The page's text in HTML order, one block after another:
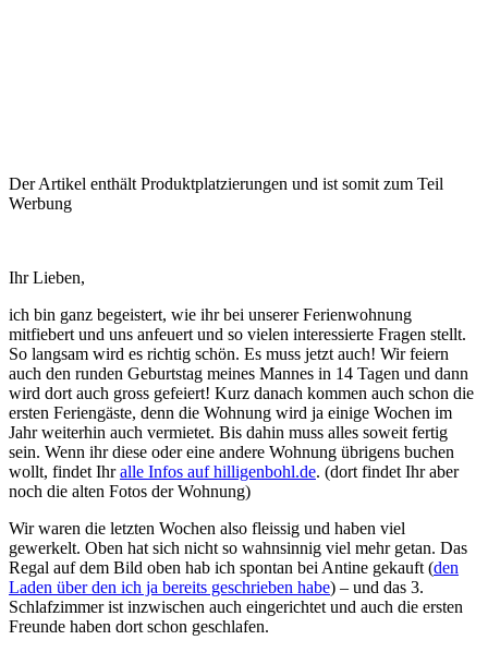
Der Artikel enthält Produktplatzierungen und ist somit zum Teil
Werbung
Ihr Lieben,
ich bin ganz begeistert, wie ihr bei unserer Ferienwohnung
mitfiebert und uns anfeuert und so vielen interessierte Fragen stellt.
So langsam wird es richtig schön. Es muss jetzt auch! Wir feiern
auch den runden Geburtstag meines Mannes in 14 Tagen und dann
wird dort auch gross gefeiert! Kurz danach kommen auch schon die
ersten Feriengäste, denn die Wohnung wird ja einige Wochen im
Jahr weiterhin auch vermietet. Bis dahin muss alles soweit fertig
sein. Wenn ihr diese oder eine andere Wohnung übrigens buchen
wollt, findet Ihralle Infos auf hilligenbohl.de. (dort findet Ihr aber
noch die alten Fotos der Wohnung)
Wir waren die letzten Wochen also fleissig und haben viel
gewerkelt. Oben hat sich nicht so wahnsinnig viel mehr getan. Das
Regal auf dem Bild oben hab ich spontan bei Antine gekauft (den
Laden über den ich ja bereits geschrieben habe) – und das 3.
Schlafzimmer ist inzwischen auch eingerichtet und auch die ersten
Freunde haben dort schon geschlafen.